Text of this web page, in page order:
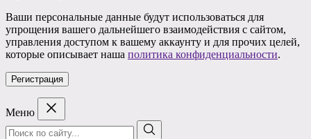
Ваши персональные данные будут использоваться для
упрощения вашего дальнейшего взаимодействия с сайтом,
управления доступом к вашему аккаунту и для прочих целей,
которые описывает наша политика конфиденциальности.
Регистрация
Меню
Поиск: